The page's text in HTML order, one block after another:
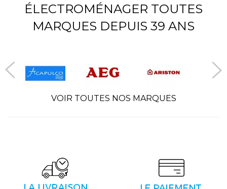
ÉLECTROMÉNAGER TOUTES
MARQUES DEPUIS 39 ANS
VOIR TOUTES NOS MARQUES